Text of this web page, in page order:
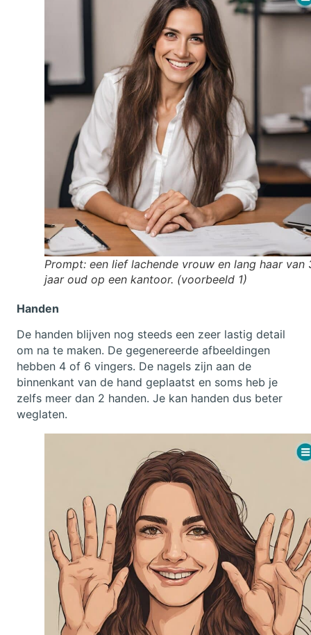
Prompt: een lief lachende vrouw en lang haar van
jaar oud op een kantoor. (voorbeeld 1)
Handen
De handen blijven nog steeds een zeer lastig detail
om na te maken. De gegenereerde afbeeldingen
hebben 4 of 6 vingers. De nagels zijn aan de
binnenkant van de hand geplaatst en soms heb je
zelfs meer dan 2 handen. Je kan handen dus beter
weglaten.